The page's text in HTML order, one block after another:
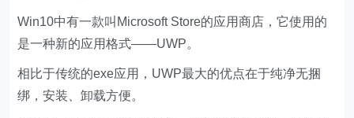
Win10中有一款叫Microsoft Store的应用商店，它使用的
是一种新的应用格式——UWP。
相比于传统的exe应用，UWP最大的优点在于纯净无捆
绑，安装、卸载方便。